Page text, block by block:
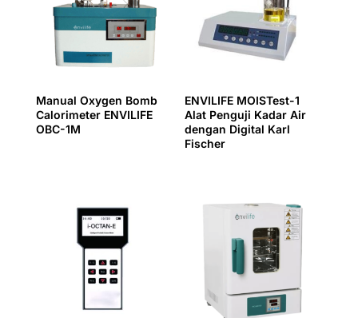
Manual Oxygen Bomb
Calorimeter ENVILIFE
OBC-1M
ENVILIFE MOISTest-1
Alat Penguji Kadar Air
dengan Digital Karl
Fischer